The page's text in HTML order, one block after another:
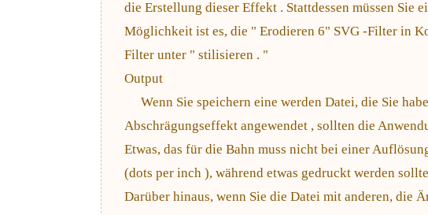
die Erstellung dieser Effekt . Stattdessen müssen Sie
Möglichkeit ist es, die " Erodieren 6" SVG -Filter in
Filter unter " stilisieren . "
Output
Wenn Sie speichern eine werden Datei, die Sie
Abschrägungseffekt angewendet , sollten die
Etwas, das für die Bahn muss nicht bei einer
(dots per inch ), während etwas gedruckt werden
Darüber hinaus, wenn Sie die Datei mit anderen, die